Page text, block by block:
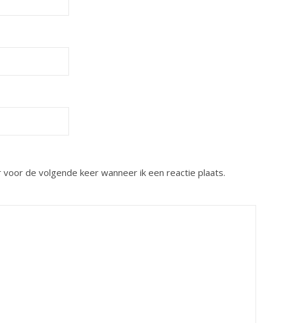
de volgende keer wanneer ik een reactie plaats.